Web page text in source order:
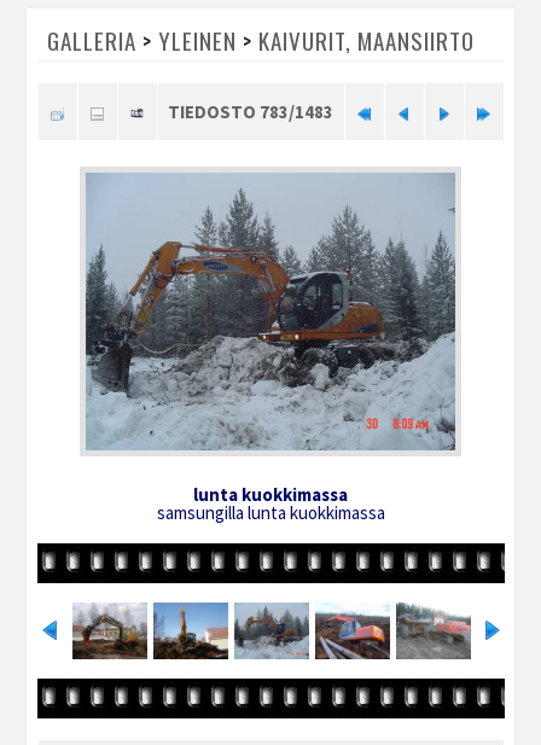
GALLERIA > YLEINEN > KAIVURIT, MAANSIIRTO
TIEDOSTO 783/1483
lunta kuokkimassa
samsungilla lunta kuokkimassa